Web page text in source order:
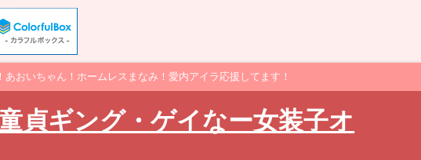
おいちゃん！ホームレスまなみ！愛内アイラ応援してます！
貞ギング・ゲイなー女装子オ